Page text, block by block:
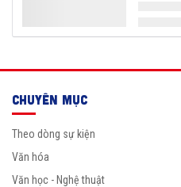
CHUYÊN MỤC
Theo dòng sự kiện
Văn hóa
Văn học - Nghệ thuật